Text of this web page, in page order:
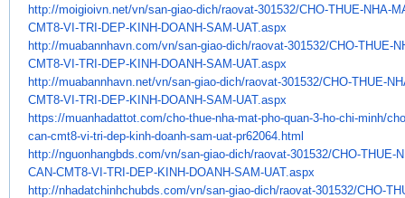
http://moigioivn.net/vn/san-giao-dich/raovat-301532/CHO-THUE-NHA-
CMT8-VI-TRI-DEP-KINH-DOANH-SAM-UAT.aspx
http://muabannhavn.com/vn/san-giao-dich/raovat-301532/CHO-THUE-
CMT8-VI-TRI-DEP-KINH-DOANH-SAM-UAT.aspx
http://muabannhavn.net/vn/san-giao-dich/raovat-301532/CHO-THUE-
CMT8-VI-TRI-DEP-KINH-DOANH-SAM-UAT.aspx
https://muanhadattot.com/cho-thue-nha-mat-pho-quan-3-ho-chi-minh/
can-cmt8-vi-tri-dep-kinh-doanh-sam-uat-pr62064.html
http://nguonhangbds.com/vn/san-giao-dich/raovat-301532/CHO-THUE-
CAN-CMT8-VI-TRI-DEP-KINH-DOANH-SAM-UAT.aspx
http://nhadatchinhchubds.com/vn/san-giao-dich/raovat-301532/CHO-